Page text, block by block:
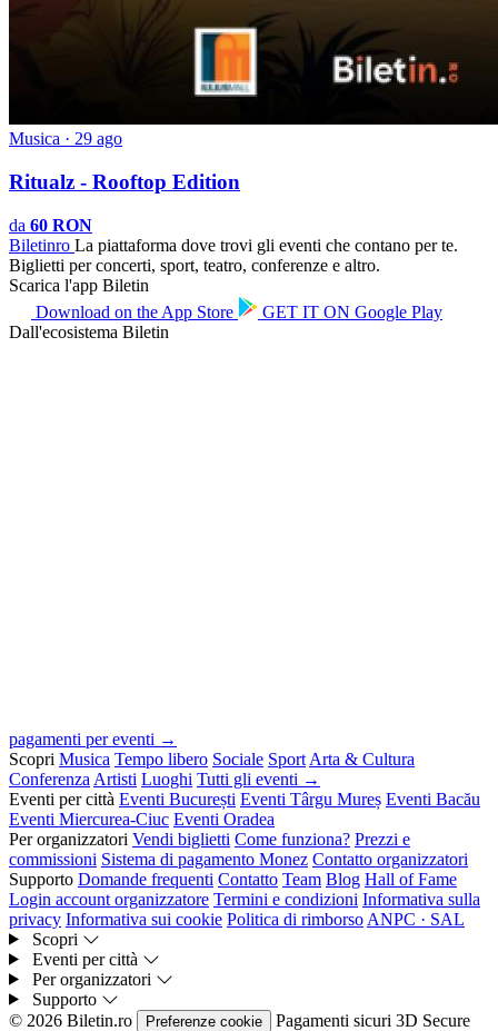
Musica · 29 ago
Ritualz - Rooftop Edition
da 60 RON
Biletinro La piattaforma dove trovi gli eventi che contano per te.
Biglietti per concerti, sport, teatro, conferenze e altro.
Scarica l'app Biletin
Download on the App Store GET IT ON Google Play
Dall'ecosistema Biletin
pagamenti per eventi →
Scopri Musica Tempo libero Sociale Sport Arta & Cultura
Conferenza Artisti Luoghi Tutti gli eventi →
Eventi per città Eventi București Eventi Târgu Mureș Eventi Bacău
Eventi Miercurea-Ciuc Eventi Oradea
Per organizzatori Vendi biglietti Come funziona? Prezzi e
commissioni Sistema di pagamento Monez Contatto organizzatori
Supporto Domande frequenti Contatto Team Blog Hall of Fame
Login account organizzatore Termini e condizioni Informativa sulla
privacy Informativa sui cookie Politica di rimborso ANPC · SAL
Scopri
Eventi per città
Per organizzatori
Supporto
© 2026 Biletin.ro
Preferenze cookie Pagamenti sicuri 3D Secure